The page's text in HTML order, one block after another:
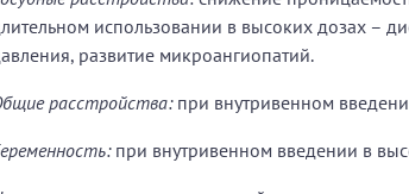
использовании в высоких дозах –
развитие микроангиопатий.
расстройства:при внутривенном
при внутривенном введении в